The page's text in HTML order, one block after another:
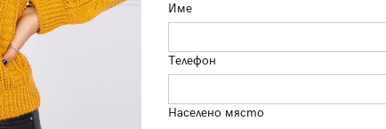
Име
Телефон
Населено място